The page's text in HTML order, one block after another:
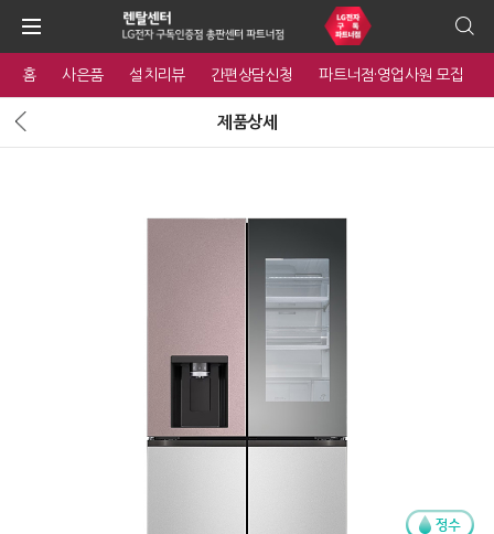
홈 사은품 설치리뷰 간편상담신청 파트너점·영업사원 모집
제품상세